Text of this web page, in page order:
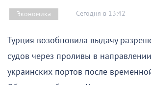
Экономика Сегодня в 13:42
Турция возобновила выдачу
судов через проливы в
украинских портов после